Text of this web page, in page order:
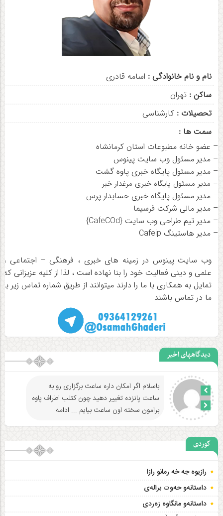
نام و نام خانوادگی : اسامه قادری
ساکن : تهران
تحصیلات : کارشناسی
سمت ها :
– عضو خانه مطبوعات استان کرمانشاه
– مدیر مسئول وب سایت پینوس
– مدیر مسئول پایگاه خبری پاوه گشت
– مدیر مسئول پایگاه خبری مرغدار خبر
– مدیر مسئول پایگاه خبری حسابدار پرس
– مدیر مالی شرکت فرسیما
– مدیر تیم طراحی وب سایت {CafeCOd}
– مدیر هاستینگ Cafeip
وب سایت پینوس در زمینه های خبری ، فرهنگی – اجتماعی ،
علمی و دینی فعالیت خود را بنا نهاده است ، لذا از کلیه عزیزانی که
تمایل به همکاری با ما را دارند میتوانند از طریق شماره تماس زیر با
ما در تماس باشند
دیدگاههای اخیر
باسلام اگر امکان داره ساعت برگزاری رو به
ساعت پانزده تغییر دهید چون کتلب اطراف پاوه
برامون سخته اون ساعت بیایم... ادامه
کوردی
رازیوه جه‌ خه رمانو رازا
داستانه‌و حه‌وت براله‌ی
داستانەو مانگاوە زەردی